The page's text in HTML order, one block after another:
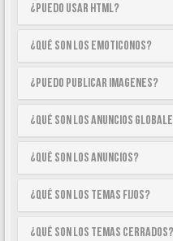
¿Puedo usar HTML?
¿Qué son los emoticonos?
¿Puedo publicar imagenes?
¿Qué son los anuncios
¿Qué son los anuncios?
¿Qué son los temas fijos?
¿Qué son los temas cerrados?